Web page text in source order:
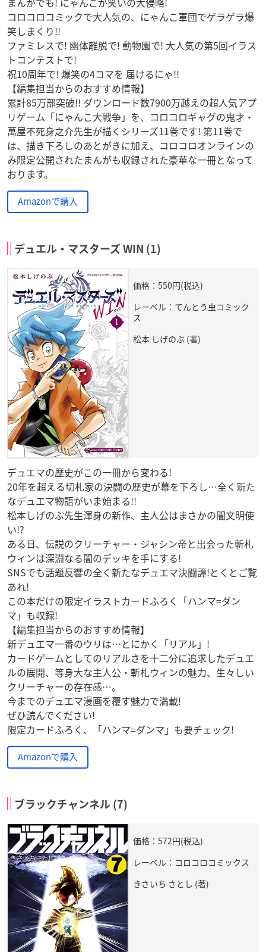
コロコロコミックで大人気の、にゃんこ軍団でゲラゲラ爆
笑しまくり!!
ファミレスで! 幽体離脱で! 動物園で! 大人気の第5回イラス
トコンテストで!
祝10周年で! 爆笑の4コマを 届けるにゃ!!
【編集担当からのおすすめ情報】
累計85万部突破!! ダウンロード数7900万越えの超人気アプ
リゲーム「にゃんこ大戦争」を、コロコロギャグの鬼才・
萬屋不死身之介先生が描くシリーズ11巻です! 第11巻で
は、描き下ろしのあとがきに加え、コロコロオンラインの
み限定公開されたまんがも収録された豪華な一冊となって
おります。
Amazonで購入
デュエル・マスターズ WIN (1)
価格：550円(税込)
レーベル：てんとう虫コミック
ス
松本 しげのぶ (著)
デュエマの歴史がこの一冊から変わる!
20年を超える切札家の決闘の歴史が幕を下ろし…全く新た
なデュエマ物語がいま始まる!!
松本しげのぶ先生渾身の新作、主人公はまさかの闇文明使
い!?
ある日、伝説のクリーチャー・ジャシン帝と出会った斬札
ウィンは深淵なる闇のデッキを手にする!
SNSでも話題反響の全く新たなデュエマ決闘譚!とくとご覧
あれ!
この本だけの限定イラストカードふろく「ハンマ=ダン
マ」も収録!
【編集担当からのおすすめ情報】
新デュエマ一番のウリは…とにかく「リアル」!
カードゲームとしてのリアルさを十二分に追求したデュエ
ルの展開、等身大な主人公・斬札ウィンの魅力、生々しい
クリーチャーの存在感…。
今までのデュエマ漫画を覆す魅力で満載!
ぜひ読んでください!
限定カードふろく、「ハンマ=ダンマ」も要チェック!
Amazonで購入
ブラックチャンネル (7)
価格：572円(税込)
レーベル：コロコロコミックス
きさいち さとし (著)